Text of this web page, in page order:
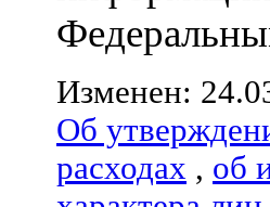
Изменен:
Об
расходах , об